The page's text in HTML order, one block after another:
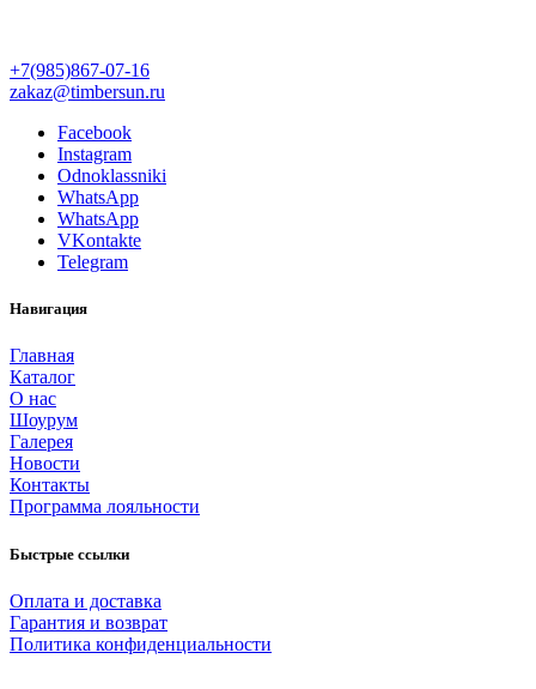
+7(985)867-07-16
zakaz@timbersun.ru
Facebook
Instagram
Odnoklassniki
WhatsApp
WhatsApp
VKontakte
Telegram
Навигация
Главная
Каталог
О нас
Шоурум
Галерея
Новости
Контакты
Программа лояльности
Быстрые ссылки
Оплата и доставка
Гарантия и возврат
Политика конфиденциальности